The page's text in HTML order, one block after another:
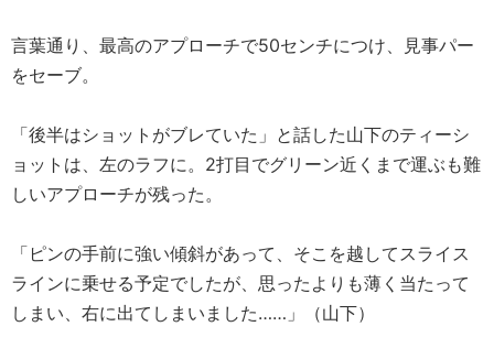
言葉通り、最高のアプローチで50センチにつけ、見事パー
をセーブ。
「後半はショットがブレていた」と話した山下のティーシ
ョットは、左のラフに。2打目でグリーン近くまで運ぶも難
しいアプローチが残った。
「ピンの手前に強い傾斜があって、そこを越してスライス
ラインに乗せる予定でしたが、思ったよりも薄く当たって
しまい、右に出てしまいました……」（山下）